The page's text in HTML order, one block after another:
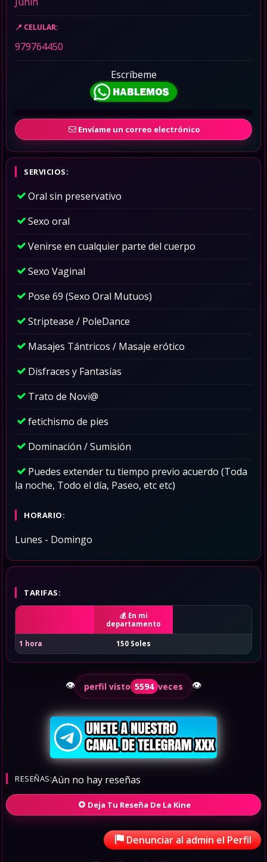
CELULAR:
979764450
Escríbeme
Envíame un correo electrónico
SERVICIOS:
Oral sin preservativo
Sexo oral
Venirse en cualquier parte del cuerpo
Sexo Vaginal
Pose 69 (Sexo Oral Mutuos)
Striptease / PoleDance
Masajes Tántricos / Masaje erótico
Disfraces y Fantasías
Trato de Novi@
fetichismo de pies
Dominación / Sumisión
Puedes extender tu tiempo previo acuerdo (Toda
la noche, Todo el día, Paseo, etc etc)
HORARIO:
Lunes - Domingo
TARIFAS:
En mi
departamento
1 hora 150 Soles
👁️ perfil visto 5594 veces 👁️
RESEÑAS:
Deja Tu Reseña De La Kine
Aún no hay reseñas
Denunciar al admin el Perfil